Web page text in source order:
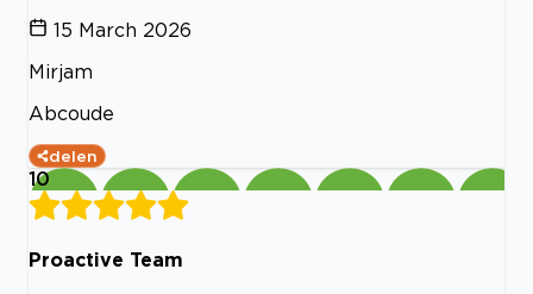
15 March 2026
Mirjam
Abcoude
delen
10
Proactive Team